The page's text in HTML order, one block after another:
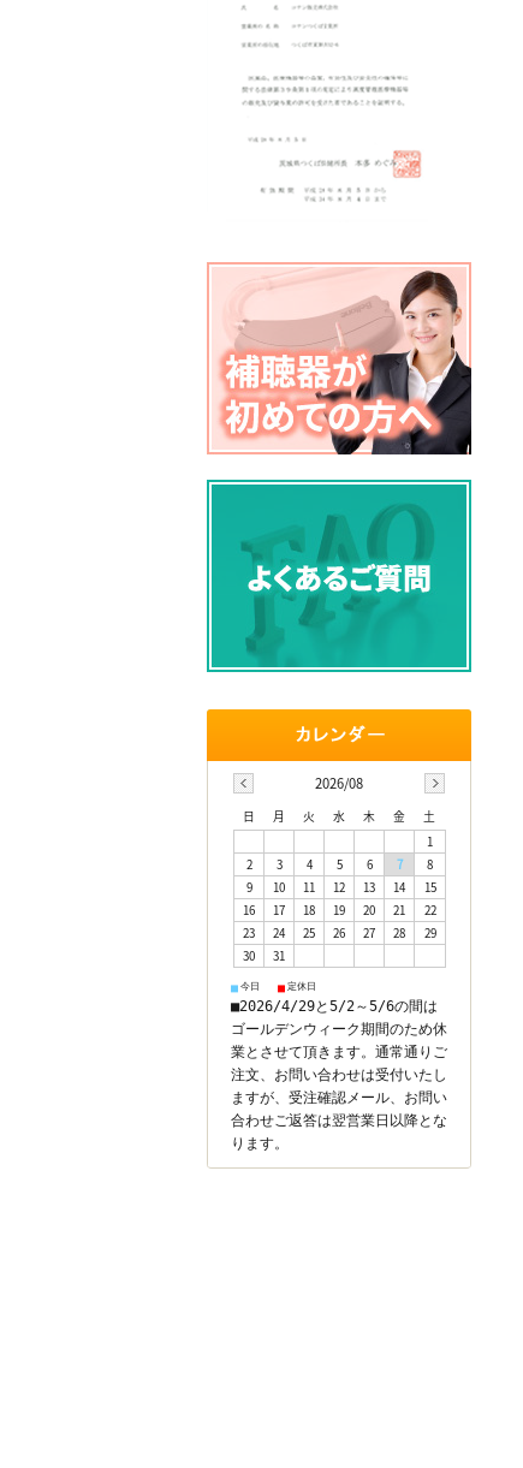
2026/08
日 月 火 水 木 金
土
1
2
3 4 5 6 7
8
9
10 11 12 13 14
15
16
17 18 19 20 21
22
23
24 25 26 27 28
29
30
31
■ 今日 ■ 定休日
■2026/4/29と5/2～5/6の間は
ゴールデンウィーク期間のため休
業とさせて頂きます。通常通りご
注文、お問い合わせは受付いたし
ますが、受注確認メール、お問い
合わせご返答は翌営業日以降とな
ります。